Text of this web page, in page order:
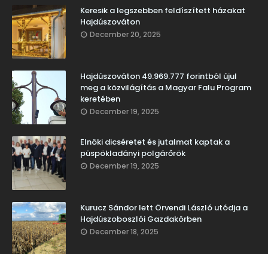
Keresik a legszebben feldíszített házakat
Hajdúszováton
December 20, 2025
Hajdúszováton 49.969.777 forintból újul
meg a közvilágítás a Magyar Falu Program
keretében
December 19, 2025
Elnöki dicséretet és jutalmat kaptak a
püspökladányi polgárőrök
December 19, 2025
Kurucz Sándor lett Örvendi László utódja a
Hajdúszoboszlói Gazdakörben
December 18, 2025